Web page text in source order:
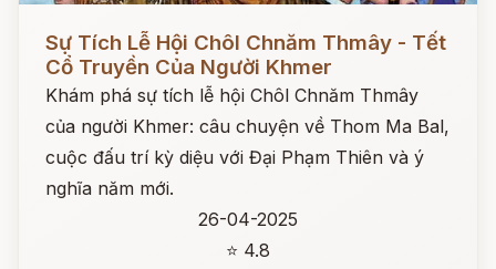
Sự Tích Lễ Hội Chôl Chnăm Thmây - Tết
Cổ Truyền Của Người Khmer
Khám phá sự tích lễ hội Chôl Chnăm Thmây
của người Khmer: câu chuyện về Thom Ma Bal,
cuộc đấu trí kỳ diệu với Đại Phạm Thiên và ý
nghĩa năm mới.
26-04-2025
⭐ 4.8